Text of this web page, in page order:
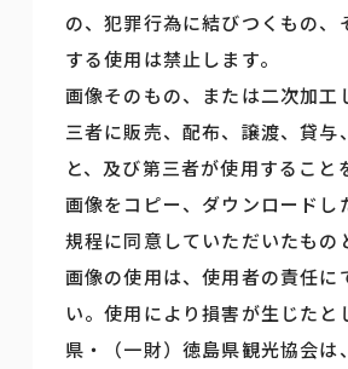
の、犯罪行為に結びつくもの、
する使用は禁止します。
画像そのもの、または二次加工
三者に販売、配布、譲渡、貸与
と、及び第三者が使用すること
画像をコピー、ダウンロードし
規程に同意していただいたもの
画像の使用は、使用者の責任に
い。使用により損害が生じたと
県・（一財）徳島県観光協会は